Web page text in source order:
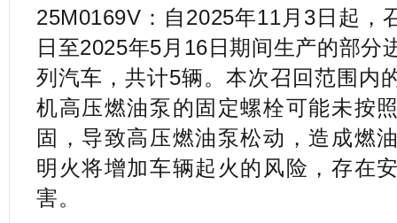
25M0169V：自2025年11月3日起，
日至2025年5月16日期间生产的部分
列汽车，共计5辆。本次召回范围内
机高压燃油泵的固定螺栓可能未按
固，导致高压燃油泵松动，造成燃
明火将增加车辆起火的风险，存在
害。